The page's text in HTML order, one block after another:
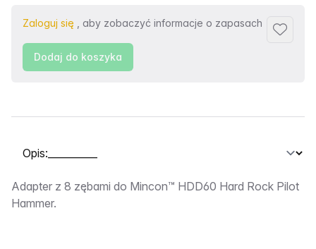
Zaloguj się , aby zobaczyć informacje o zapasach
Dodaj
Dodaj do koszyka
Wybierz kartę
Opis:__________
Adapter z 8 zębami do Mincon™ HDD60 Hard Rock Pilot
Hammer.